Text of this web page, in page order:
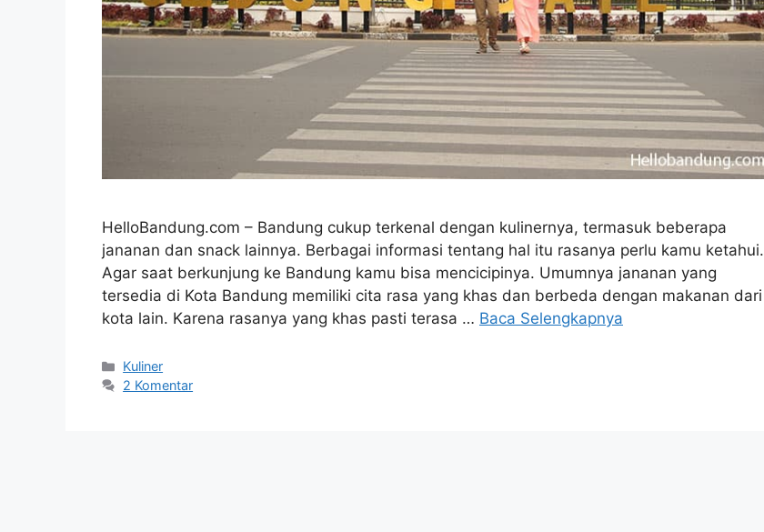
HelloBandung.com – Bandung cukup terkenal dengan kulinernya, termasuk beberapa
jananan dan snack lainnya. Berbagai informasi tentang hal itu rasanya perlu kamu ketahui.
Agar saat berkunjung ke Bandung kamu bisa mencicipinya. Umumnya jananan yang
tersedia di Kota Bandung memiliki cita rasa yang khas dan berbeda dengan makanan dari
kota lain. Karena rasanya yang khas pasti terasa … Baca Selengkapnya
Kategori
Kuliner
2 Komentar